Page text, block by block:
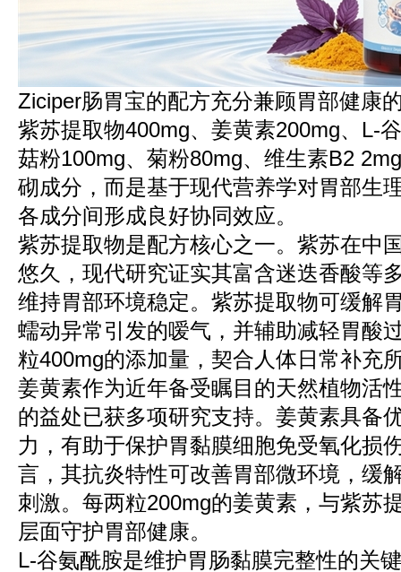
Ziciper肠胃宝的配方充分兼顾胃部健康
紫苏提取物400mg、姜黄素200mg、L-
菇粉100mg、菊粉80mg、维生素B2
砌成分，而是基于现代营养学对胃部生
各成分间形成良好协同效应。
紫苏提取物是配方核心之一。紫苏在中
悠久，现代研究证实其富含迷迭香酸等
维持胃部环境稳定。紫苏提取物可缓解
蠕动异常引发的嗳气，并辅助减轻胃酸
粒400mg的添加量，契合人体日常补充
姜黄素作为近年备受瞩目的天然植物活
的益处已获多项研究支持。姜黄素具备
力，有助于保护胃黏膜细胞免受氧化损
言，其抗炎特性可改善胃部微环境，缓
刺激。每两粒200mg的姜黄素，与紫苏
层面守护胃部健康。
L-谷氨酰胺是维护胃肠黏膜完整性的关